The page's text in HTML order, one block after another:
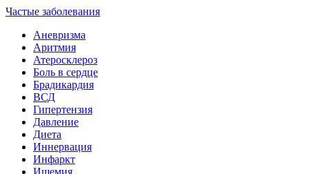
Частые заболевания
Аневризма
Аритмия
Атеросклероз
Боль в сердце
Брадикардия
ВСД
Гипертензия
Давление
Диета
Иннервация
Инфаркт
Ишемия